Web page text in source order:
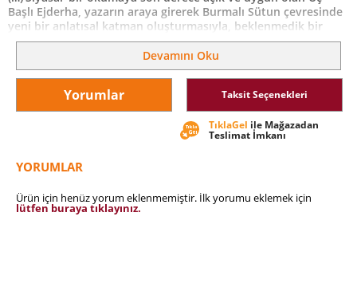
Başlı Ejderha, yazarın araya girerek Burmalı Sütun çevresinde
yeni bir anlatısal katman oluşturmasıyla, beklenmedik bir
kesintiye, bir belirsizleştirilmeye uğratılır. Sorular yanıtsız
bırakılmıştır. Geride kalan sadece kötülük ve tarihten
devralınmış siyasal cinayetlerdir…”
Ahmet Oktay
Devamını Oku
Yorumlar Taksit Seçenekleri
TıklaGel ile Mağazadan
Teslimat İmkanı
YORUMLAR
Ürün için henüz yorum eklenmemiştir. İlk yorumu eklemek için
lütfen buraya tıklayınız.